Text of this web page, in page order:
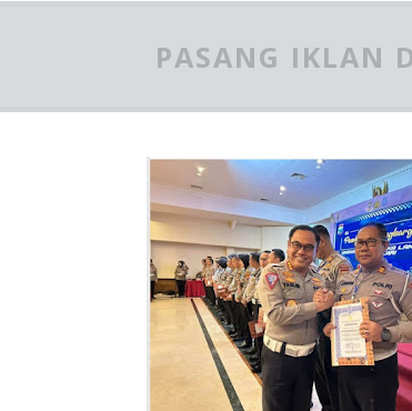
PASANG IKLAN